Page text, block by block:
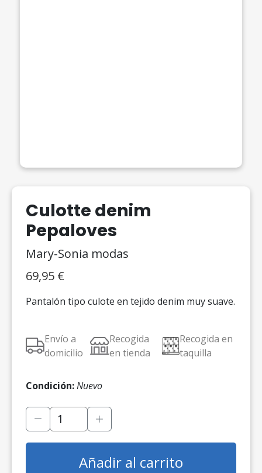
Culotte denim
Pepaloves
Mary-Sonia modas
69,95 €
Pantalón tipo culote en tejido denim muy suave.
Envío a
domicilio
Recogida
en tienda
Recogida en
taquilla
Condición:Nuevo
Añadir al carrito